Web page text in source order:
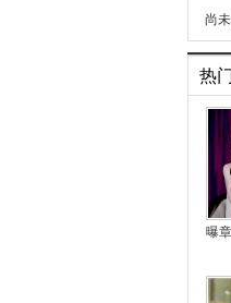
尚
热
曝